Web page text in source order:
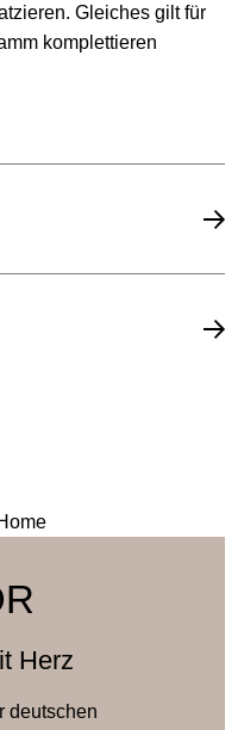
Gleiches gilt für
komplettieren
Herz
deutschen